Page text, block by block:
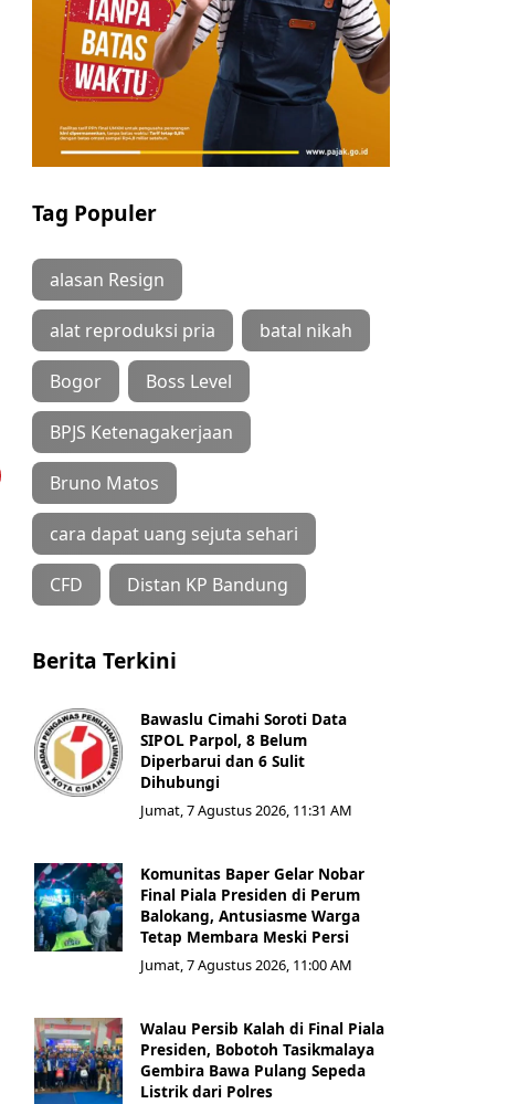
Tag Populer
alasan Resign
alat reproduksi pria batal nikah
Bogor Boss Level
BPJS Ketenagakerjaan
Bruno Matos
cara dapat uang sejuta sehari
CFD Distan KP Bandung
Berita Terkini
Bawaslu Cimahi Soroti Data
SIPOL Parpol, 8 Belum
Diperbarui dan 6 Sulit
Dihubungi
Jumat, 7 Agustus 2026, 11:31 AM
Komunitas Baper Gelar Nobar
Final Piala Presiden di Perum
Balokang, Antusiasme Warga
Tetap Membara Meski Persi
Jumat, 7 Agustus 2026, 11:00 AM
Walau Persib Kalah di Final Piala
Presiden, Bobotoh Tasikmalaya
Gembira Bawa Pulang Sepeda
Listrik dari Polres